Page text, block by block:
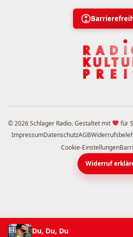
© 2026 Schlager Radio. Gestaltet mit
für
ImpressumDatenschutzAGB
Cookie-Einstellungen
Widerruf
Du, Du, Du